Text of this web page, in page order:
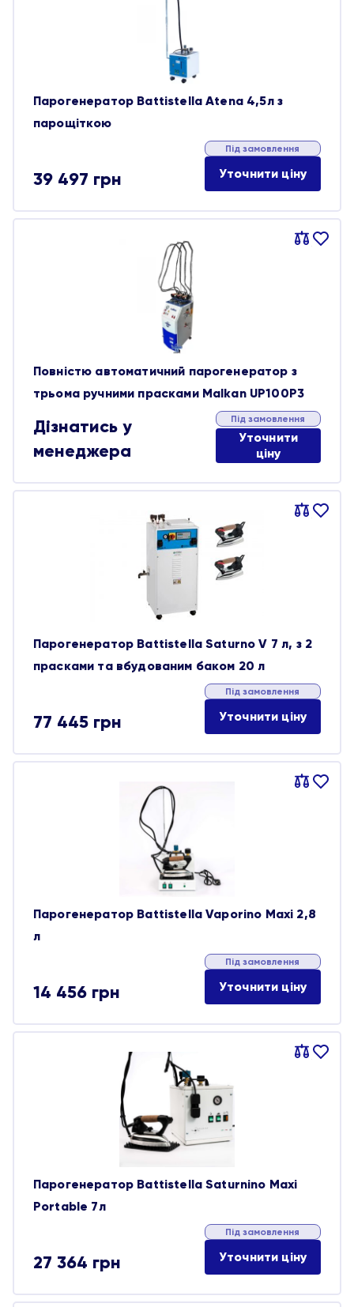
Парогенератор Battistella Atena 4,5л з
парощіткою
39 497 грн
Під замовлення
Уточнити ціну
Порівняти
В
Повністю автоматичний парогенератор з
трьома ручними прасками Malkan UP100P3
Дізнатись у
менеджера
Під замовлення
Уточнити
ціну
Порівняти
В
Парогенератор Battistella Saturno V 7 л, з 2
прасками та вбудованим баком 20 л
77 445 грн
Під замовлення
Уточнити ціну
Порівняти
В
Парогенератор Battistella Vaporino Maxi 2,8
л
14 456 грн
Під замовлення
Уточнити ціну
Порівняти
В
Парогенератор Battistella Saturnino Maxi
Portable 7л
27 364 грн
Під замовлення
Уточнити ціну